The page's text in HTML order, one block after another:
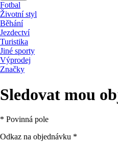
Fotbal
Životní styl
Běhání
Jezdectví
Turistika
Jiné sporty
Výprodej
Značky
Sledovat mou
* Povinná pole
Odkaz na objednávku *